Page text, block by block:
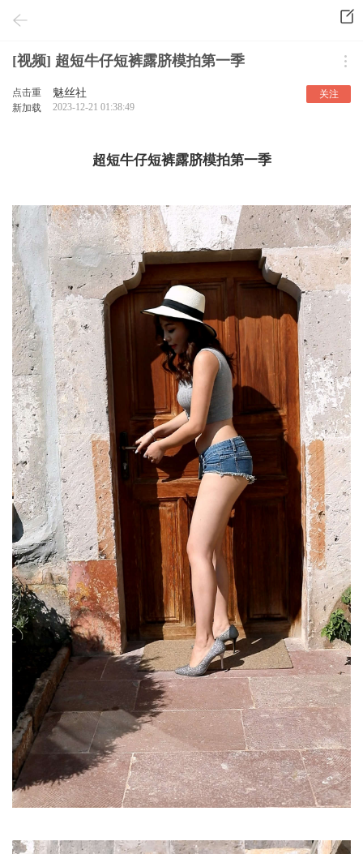
[视频] 超短牛仔短裤露脐模拍第一季
点击重
新加载
魅丝社
2023-12-21 01:38:49
关注
超短牛仔短裤露脐模拍第一季